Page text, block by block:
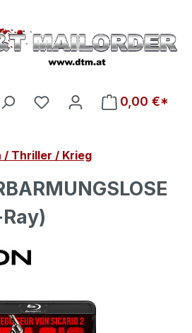
Du hast 0 Produkte auf
0,00 €*
/ Thriller / Krieg